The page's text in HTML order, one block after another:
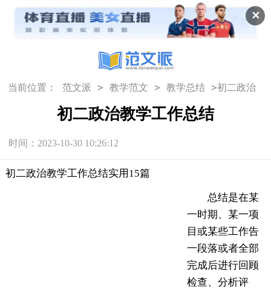
✕
当前位置： 范文派 > 教学范文 > 教学总结 >初二政治
教学工作总结初二政治教学工作总结
时间：2023-10-30 10:26:12
初二政治教学工作总结实用15篇
总结是在某
一时期、某一项
目或某些工作告
一段落或者全部
完成后进行回顾
检查、分析评